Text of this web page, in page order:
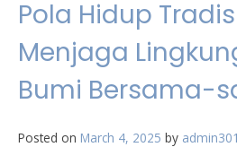
Pola Hidup
Menjaga
Bumi Bersama-
Posted on March 4, 2025 by admin301